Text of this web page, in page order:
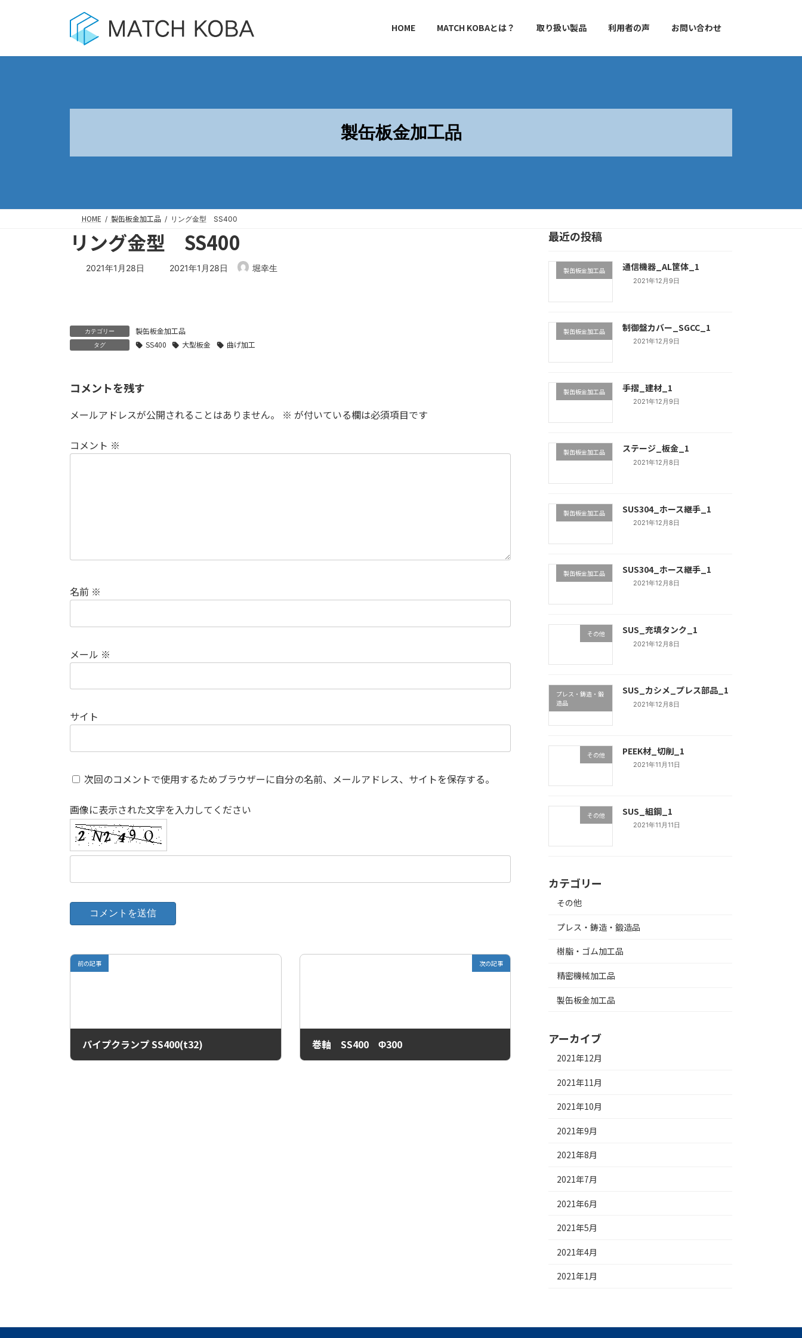
HOME MATCH KOBAとは？ 取り扱い製品 利用者の声 お問い合わせ
製缶板金加工品
HOME 製缶板金加工品 リング金型 SS400
リング金型 SS400
2021年1月28日
最
:
2021年1月28日 堀幸生
カテゴリー 製缶板金加工品
タグ SS400 大型板金 曲げ加工
コメントを残す
メールアドレスが公開されることはありません。 ※ が付いている欄は必須項目です
コメント ※
名前 ※
メール ※
サイト
次回のコメントで使用するためブラウザーに自分の名前、メールアドレス、サイトを保存する。
画像に表示された文字を入力してください
前の記事
パイプクランプ SS400(t32)
次の記事
巻軸 SS400 Φ300
最近の投稿
製缶板金加工品 通信機器_AL筐体_1
2021年12月9日
製缶板金加工品 制御盤カバー_SGCC_1
2021年12月9日
製缶板金加工品 手摺_建材_1
2021年12月9日
製缶板金加工品 ステージ_板金_1
2021年12月8日
製缶板金加工品 SUS304_ホース継手_1
2021年12月8日
製缶板金加工品 SUS304_ホース継手_1
2021年12月8日
その他 SUS_充填タンク_1
2021年12月8日
プレス・鋳造・鍛
造品
SUS_カシメ_プレス部品_1
2021年12月8日
その他 PEEK材_切削_1
2021年11月11日
その他 SUS_組鋼_1
2021年11月11日
カテゴリー
その他
プレス・鋳造・鍛造品
樹脂・ゴム加工品
精密機械加工品
製缶板金加工品
アーカイブ
2021年12月
2021年11月
2021年10月
2021年9月
2021年8月
2021年7月
2021年6月
2021年5月
2021年4月
2021年1月